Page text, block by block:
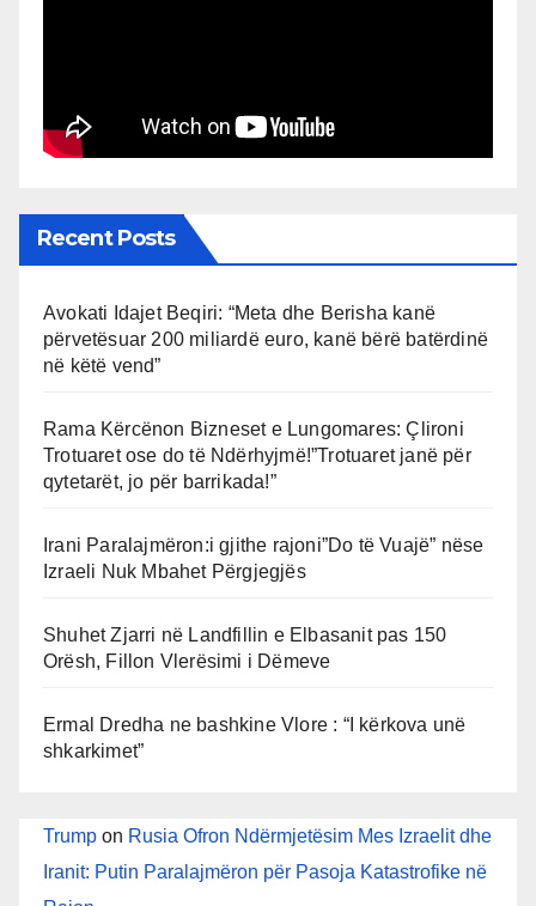
Recent Posts
Avokati Idajet Beqiri: “Meta dhe Berisha kanë
përvetësuar 200 miliardë euro, kanë bërë batërdinë
në këtë vend”
Rama Kërcënon Bizneset e Lungomares: Çlironi
Trotuaret ose do të Ndërhyjmë!”Trotuaret janë për
qytetarët, jo për barrikada!”
Irani Paralajmëron:i gjithe rajoni”Do të Vuajë” nëse
Izraeli Nuk Mbahet Përgjegjës
Shuhet Zjarri në Landfillin e Elbasanit pas 150
Orësh, Fillon Vlerësimi i Dëmeve
Ermal Dredha ne bashkine Vlore : “I kërkova unë
shkarkimet”
Trump on Rusia Ofron Ndërmjetësim Mes Izraelit dhe
Iranit: Putin Paralajmëron për Pasoja Katastrofike në